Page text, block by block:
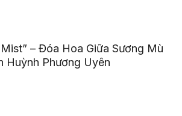
– Đóa Hoa Giữa Sương Mù
Huỳnh Phương Uyên